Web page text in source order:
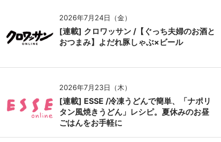
2026年7月24日（金）
[連載] クロワッサン /【ぐっち夫婦のお酒と
おつまみ】よだれ豚しゃぶ×ビール
2026年7月23日（木）
[連載] ESSE /冷凍うどんで簡単、「ナポリ
タン風焼きうどん」レシピ。夏休みのお昼
ごはんをお手軽に